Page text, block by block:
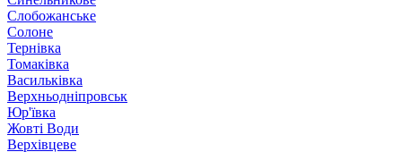
Слобожанське
Солоне
Тернівка
Томаківка
Васильківка
Верхньодніпровськ
Юр'ївка
Жовті Води
Верхівцеве